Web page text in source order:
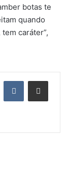
botas te
quando
caráter”,